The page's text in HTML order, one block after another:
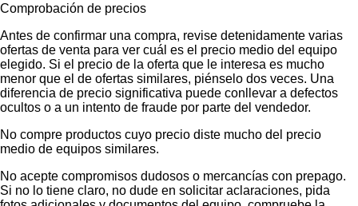
Comprobación de precios
Antes de confirmar una compra, revise detenidamente varias
ofertas de venta para ver cuál es el precio medio del equipo
elegido. Si el precio de la oferta que le interesa es mucho
menor que el de ofertas similares, piénselo dos veces. Una
diferencia de precio significativa puede conllevar a defectos
ocultos o a un intento de fraude por parte del vendedor.
No compre productos cuyo precio diste mucho del precio
medio de equipos similares.
No acepte compromisos dudosos o mercancías con prepago.
Si no lo tiene claro, no dude en solicitar aclaraciones, pida